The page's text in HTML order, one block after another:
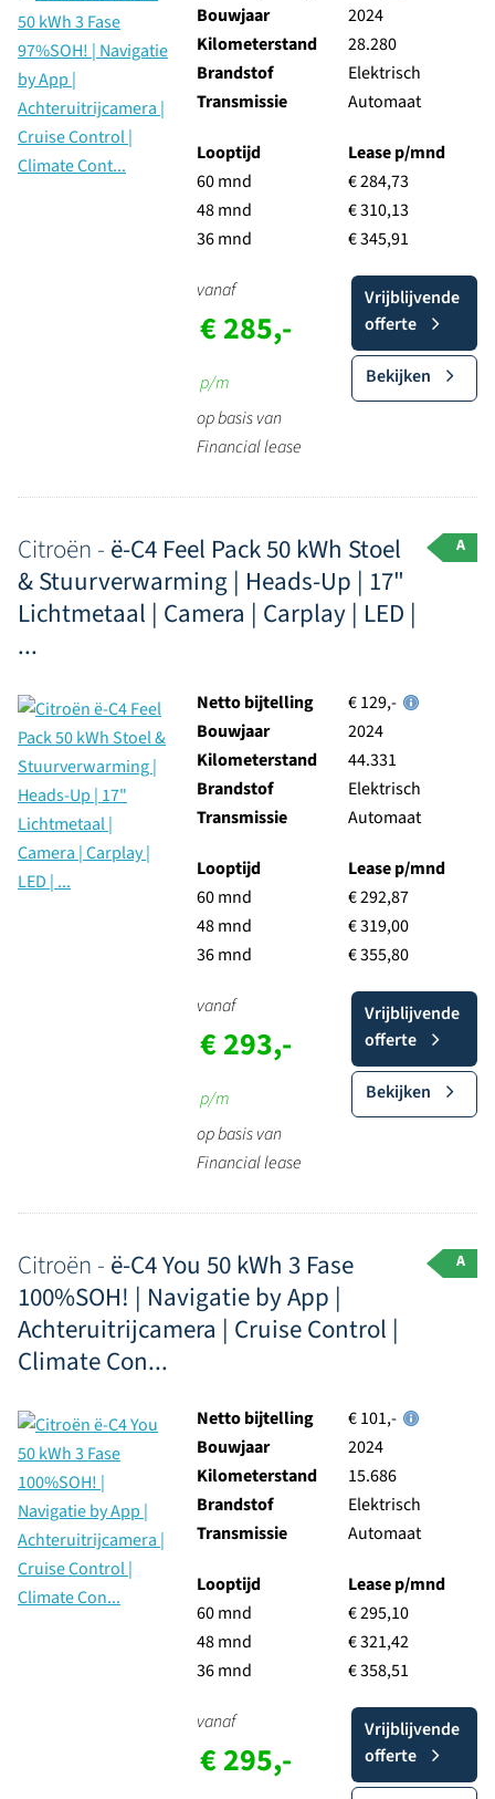
Bouwjaar
2024
Kilometerstand
28.280
Brandstof
Elektrisch
Transmissie
Automaat
Looptijd
60 mnd
48 mnd
36 mnd
Lease p/mnd
€ 284,73
€ 310,13
€ 345,91
vanaf
€ 285,-
p/m
op basis van
Financial lease
Vrijblijvende
offerte
Bekijken
Citroën - ë-C4 Feel Pack 50 kWh Stoel
& Stuurverwarming | Heads-Up | 17"
Lichtmetaal | Camera | Carplay | LED |
...
A
Netto bijtelling
€ 129,-
Bouwjaar
2024
Kilometerstand
44.331
Brandstof
Elektrisch
Transmissie
Automaat
Looptijd
60 mnd
48 mnd
36 mnd
Lease p/mnd
€ 292,87
€ 319,00
€ 355,80
vanaf
€ 293,-
p/m
op basis van
Financial lease
Vrijblijvende
offerte
Bekijken
Citroën - ë-C4 You 50 kWh 3 Fase
100%SOH! | Navigatie by App |
Achteruitrijcamera | Cruise Control |
Climate Con...
A
Netto bijtelling
€ 101,-
Bouwjaar
2024
Kilometerstand
15.686
Brandstof
Elektrisch
Transmissie
Automaat
Looptijd
60 mnd
48 mnd
36 mnd
Lease p/mnd
€ 295,10
€ 321,42
€ 358,51
vanaf
€ 295,-
Vrijblijvende
offerte